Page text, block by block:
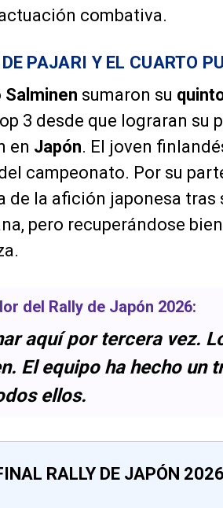
combativa.
PAJARI Y EL CUARTO
Salminen sumaron su
3 desde que lograran su
en Japón. El joven
campeonato. Por su
de la afición japonesa
pero recuperándose
del Rally de Japón 2026:
aquí por tercera vez.
El equipo ha hecho un
ellos.
RALLY DE JAPÓN